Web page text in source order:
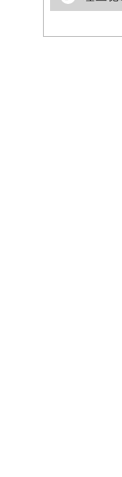
提前预约）